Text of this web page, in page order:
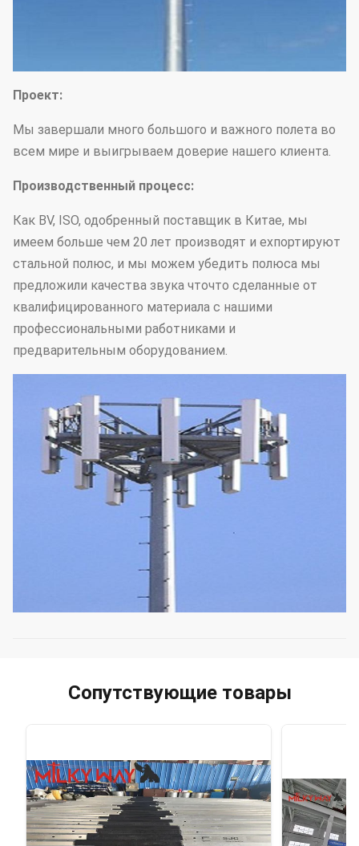
Проект:
Мы завершали много большого и важного полета во
всем мире и выигрываем доверие нашего клиента.
Производственный процесс:
Как BV, ISO, одобренный поставщик в Китае, мы
имеем больше чем 20 лет производят и ехпортируют
стальной полюс, и мы можем убедить полюса мы
предложили качества звука чточто сделанные от
квалифицированного материала с нашими
профессиональными работниками и
предварительным оборудованием.
Сопутствующие товары